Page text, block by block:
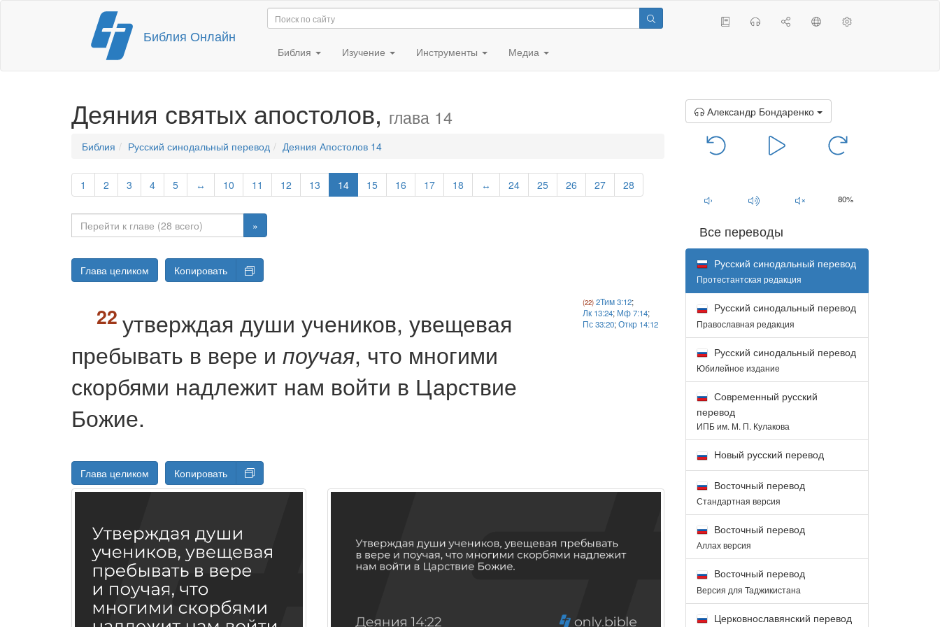
Перейти
содержимому
Библия Онлайн
Библия Изучение Инструменты Медиа
Деяния святых апостолов, глава 14
Библия Русский синодальный перевод Деяния Апостолов 14
1 2 3 4 5 ↔ 10 11 12 13 14 15 16 17 18 ↔ 24 25 26 27 28
»
Глава целиком Копировать
утверждая души учеников, увещевая
пребывать в вере и поучая, что многими
скорбями надлежит нам войти в Царствие
Божие.
2Тим 3:12;
Лк 13:24; Мф 7:14;
Пс 33:20;Откр 14:12
Глава целиком Копировать
Александр Бондаренко
80%
Все переводы
Русский синодальный перевод
Протестантская редакция
Русский синодальный перевод
Православная редакция
Русский синодальный перевод
Юбилейное издание
Современный русский
перевод
ИПБ им. М. П. Кулакова
Новый русский перевод
Восточный перевод
Стандартная версия
Восточный перевод
Аллах версия
Восточный перевод
Версия для Таджикистана
Церковнославянский перевод